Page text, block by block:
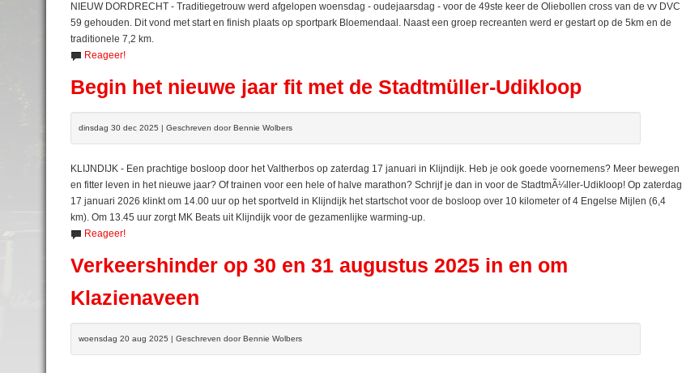
NIEUW DORDRECHT - Traditiegetrouw werd afgelopen woensdag - oudejaarsdag - voor de 49ste keer de Oliebollen cross van de vv DVC
59 gehouden. Dit vond met start en finish plaats op sportpark Bloemendaal. Naast een groep recreanten werd er gestart op de 5km en de
traditionele 7,2 km.
Reageer!
Begin het nieuwe jaar fit met de Stadtmüller-Udikloop
dinsdag 30 dec 2025 | Geschreven door Bennie Wolbers
KLIJNDIJK - Een prachtige bosloop door het Valtherbos op zaterdag 17 januari in Klijndijk. Heb je ook goede voornemens? Meer bewegen
en fitter leven in het nieuwe jaar? Of trainen voor een hele of halve marathon? Schrijf je dan in voor de StadtmÃ¼ller-Udikloop! Op zaterdag
17 januari 2026 klinkt om 14.00 uur op het sportveld in Klijndijk het startschot voor de bosloop over 10 kilometer of 4 Engelse Mijlen (6,4
km). Om 13.45 uur zorgt MK Beats uit Klijndijk voor de gezamenlijke warming-up.
Reageer!
Verkeershinder op 30 en 31 augustus 2025 in en om
Klazienaveen
woensdag 20 aug 2025 | Geschreven door Bennie Wolbers